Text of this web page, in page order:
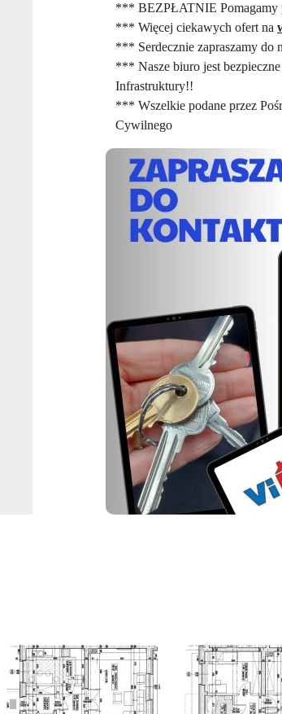
*** BEZPŁATNIE Pomagamy
*** Więcej ciekawych ofert na
*** Serdecznie zapraszamy
*** Nasze biuro jest
Infrastruktury!!
*** Wszelkie podane przez
Cywilnego